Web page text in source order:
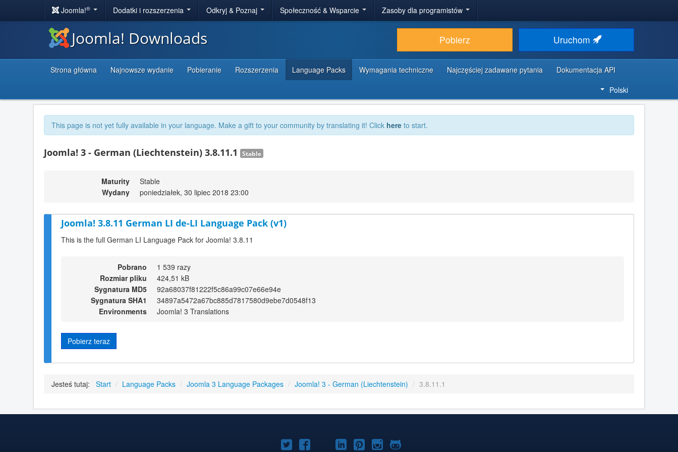
Joomla!® Dodatki i rozszerzenia Odkryj & Poznaj Społeczność & Wsparcie Zasoby dla programistów
Joomla! Downloads Pobierz Uruchom
Strona główna Najnowsze wydanie Pobieranie Rozszerzenia Language Packs Wymagania techniczne Najczęściej zadawane pytania
Dokumentacja API
Polski
This page is not yet fully available in your language. Make a gift to your community by translating it! Click here to start.
Joomla! 3 - German (Liechtenstein) 3.8.11.1 Stable
Maturity
Stable
Wydany
poniedziałek, 30 lipiec 2018 23:00
Joomla! 3.8.11 German LI de-LI Language Pack (v1)
This is the full German LI Language Pack for Joomla! 3.8.11
Pobrano
1 539 razy
Rozmiar pliku
424,51 kB
Sygnatura MD5
92a68037f81222f5c86a99c07e66e94e
Sygnatura SHA1
34897a5472a67bc885d7817580d9ebe7d0548f13
Environments
Joomla! 3 Translations
Pobierz teraz
Jesteś tutaj: Start / Language Packs / Joomla 3 Language Packages / Joomla! 3 - German (Liechtenstein) / 3.8.11.1
Joomla!Joomla!Joomla!
Joomla!Joomla!
Joomla!Joomla!